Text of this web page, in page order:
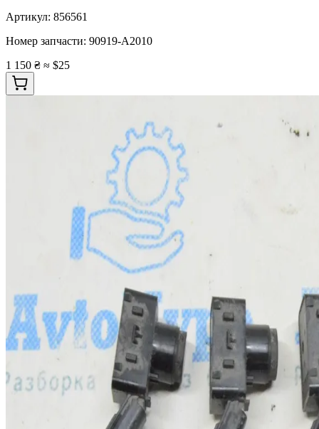
Артикул: 856561
Номер запчасти: 90919-A2010
1 150 ₴ ≈ $25